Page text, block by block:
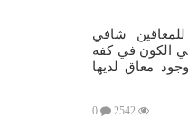
شافي
الكون في كفه
معاق لديها